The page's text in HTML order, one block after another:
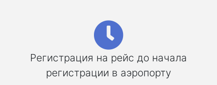
Регистрация на рейс до начала
регистрации в аэропорту